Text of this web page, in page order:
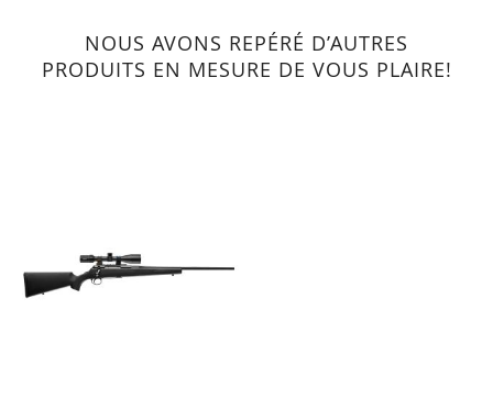
NOUS AVONS REPÉRÉ D’AUTRES
PRODUITS EN MESURE DE VOUS PLAIRE!